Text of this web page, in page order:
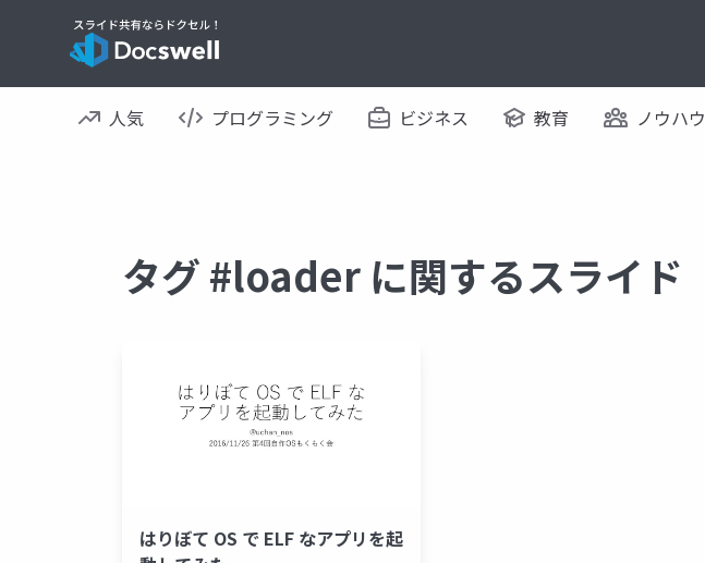
人気 プログラミング ビジネス 教育 ノウハウ
タグ #loader に関するスライド
はりぼて OS で ELF なアプリを起